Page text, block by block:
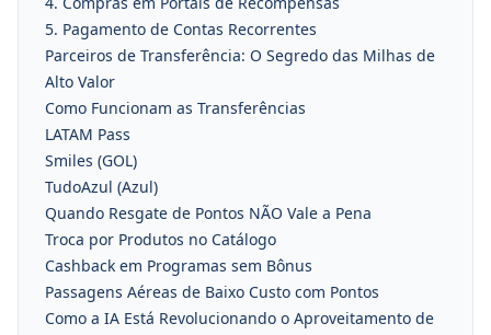
5. Pagamento de Contas Recorrentes
Parceiros de Transferência: O Segredo das Milhas de
Alto Valor
Como Funcionam as Transferências
LATAM Pass
Smiles (GOL)
TudoAzul (Azul)
Quando Resgate de Pontos NÃO Vale a Pena
Troca por Produtos no Catálogo
Cashback em Programas sem Bônus
Passagens Aéreas de Baixo Custo com Pontos
Como a IA Está Revolucionando o Aproveitamento de